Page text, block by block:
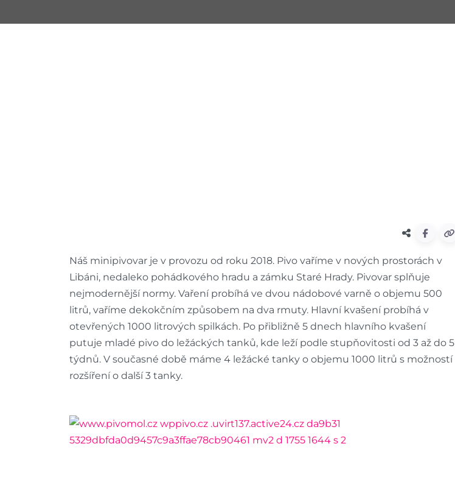
Náš minipivovar je v provozu od roku 2018. Pivo vaříme v nových prostorách v
Libáni, nedaleko pohádkového hradu a zámku Staré Hrady. Pivovar splňuje
nejmodernější normy. Vaření probíhá ve dvou nádobové varně o objemu 500
litrů, vaříme dekokčním způsobem na dva rmuty. Hlavní kvašení probíhá v
otevřených 1000 litrových spilkách. Po přibližně 5 dnech hlavního kvašení
putuje mladé pivo do ležáckých tanků, kde leží podle stupňovitosti od 3 až do 5
týdnů. V současné době máme 4 ležácké tanky o objemu 1000 litrů s možností
rozšíření o další 3 tanky.